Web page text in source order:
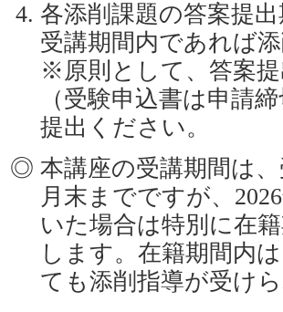
各添削課題の答案提
受講期間内であれば
※原則として、答案
（受験申込書は申請
提出ください。
本講座の受講期間は
月末までですが、
いた場合は特別に在
します。在籍期間内
ても添削指導が受け